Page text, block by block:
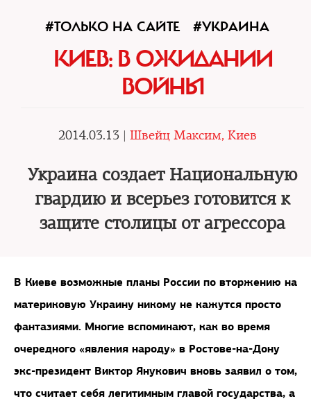
#ТОЛЬКО НА САЙТЕ #УКРАИНА
КИЕВ: В ОЖИДАНИИ
ВОЙНЫ
2014.03.13 | Швейц Максим, Киев
Украина создает Национальную
гвардию и всерьез готовится к
защите столицы от агрессора
В Киеве возможные планы России по вторжению на
материковую Украину никому не кажутся просто
фантазиями. Многие вспоминают, как во время
очередного «явления народу» в Ростове-на-Дону
экс-президент Виктор Янукович вновь заявил о том,
что считает себя легитимным главой государства, а